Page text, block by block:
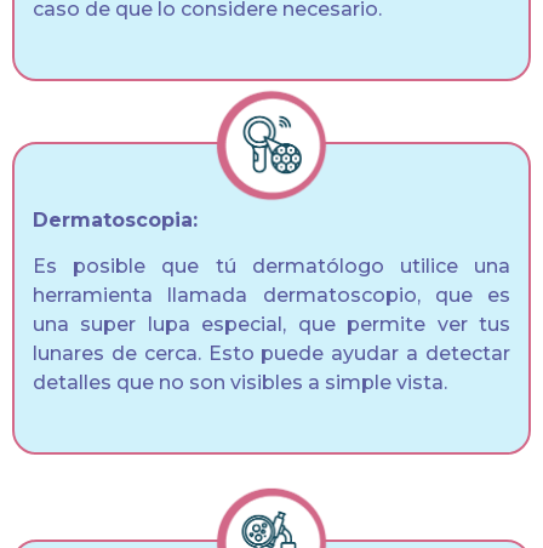
caso de que lo considere necesario.
Dermatoscopia:
Es posible que tú dermatólogo utilice una
herramienta llamada dermatoscopio, que es
una super lupa especial, que permite ver tus
lunares de cerca. Esto puede ayudar a detectar
detalles que no son visibles a simple vista.